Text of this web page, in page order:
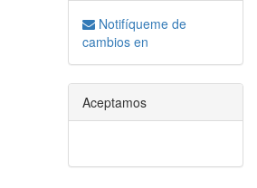
Notifíqueme de
cambios en
Aceptamos